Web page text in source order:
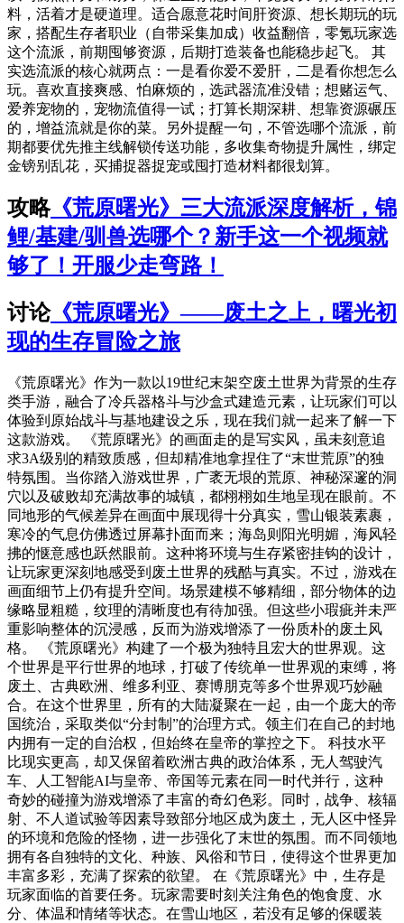
料，活着才是硬道理。适合愿意花时间肝资源、想长期玩的玩
家，搭配生存者职业（自带采集加成）收益翻倍，零氪玩家选
这个流派，前期囤够资源，后期打造装备也能稳步起飞。 其
实选流派的核心就两点：一是看你爱不爱肝，二是看你想怎么
玩。喜欢直接爽感、怕麻烦的，选武器流准没错；想赌运气、
爱养宠物的，宠物流值得一试；打算长期深耕、想靠资源碾压
的，增益流就是你的菜。另外提醒一句，不管选哪个流派，前
期都要优先推主线解锁传送功能，多收集奇物提升属性，绑定
金镑别乱花，买捕捉器捉宠或囤打造材料都很划算。
攻略《荒原曙光》三大流派深度解析，锦
鲤/基建/驯兽选哪个？新手这一个视频就
够了！开服少走弯路！
讨论《荒原曙光》——废土之上，曙光初
现的生存冒险之旅
《荒原曙光》作为一款以19世纪末架空废土世界为背景的生存
类手游，融合了冷兵器格斗与沙盒式建造元素，让玩家们可以
体验到原始战斗与基地建设之乐，现在我们就一起来了解一下
这款游戏。 《荒原曙光》的画面走的是写实风，虽未刻意追
求3A级别的精致质感，但却精准地拿捏住了“末世荒原”的独
特氛围。当你踏入游戏世界，广袤无垠的荒原、神秘深邃的洞
穴以及破败却充满故事的城镇，都栩栩如生地呈现在眼前。不
同地形的气候差异在画面中展现得十分真实，雪山银装素裹，
寒冷的气息仿佛透过屏幕扑面而来；海岛则阳光明媚，海风轻
拂的惬意感也跃然眼前。这种将环境与生存紧密挂钩的设计，
让玩家更深刻地感受到废土世界的残酷与真实。不过，游戏在
画面细节上仍有提升空间。场景建模不够精细，部分物体的边
缘略显粗糙，纹理的清晰度也有待加强。但这些小瑕疵并未严
重影响整体的沉浸感，反而为游戏增添了一份质朴的废土风
格。 《荒原曙光》构建了一个极为独特且宏大的世界观。这
个世界是平行世界的地球，打破了传统单一世界观的束缚，将
废土、古典欧洲、维多利亚、赛博朋克等多个世界观巧妙融
合。在这个世界里，所有的大陆凝聚在一起，由一个庞大的帝
国统治，采取类似“分封制”的治理方式。领主们在自己的封地
内拥有一定的自治权，但始终在皇帝的掌控之下。 科技水平
比现实更高，却又保留着欧洲古典的政治体系，无人驾驶汽
车、人工智能AI与皇帝、帝国等元素在同一时代并行，这种
奇妙的碰撞为游戏增添了丰富的奇幻色彩。同时，战争、核辐
射、不人道试验等因素导致部分地区成为废土，无人区中怪异
的环境和危险的怪物，进一步强化了末世的氛围。而不同领地
拥有各自独特的文化、种族、风俗和节日，使得这个世界更加
丰富多彩，充满了探索的欲望。 在《荒原曙光》中，生存是
玩家面临的首要任务。玩家需要时刻关注角色的饱食度、水
分、体温和情绪等状态。在雪山地区，若没有足够的保暖装